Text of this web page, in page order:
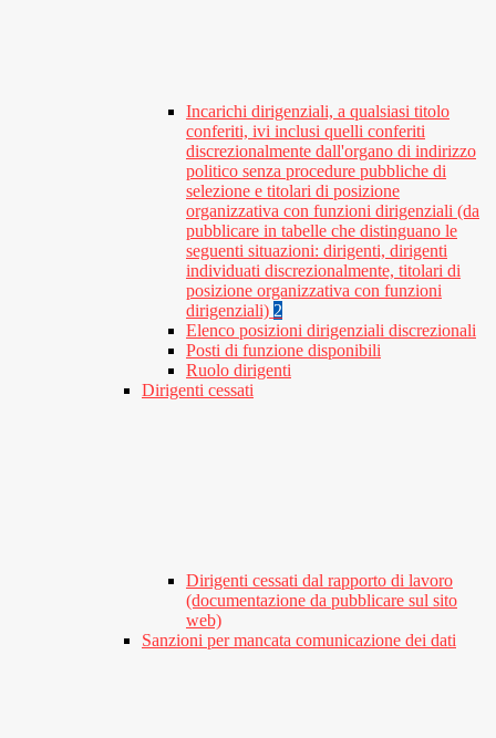
Incarichi dirigenziali, a qualsiasi titolo
conferiti, ivi inclusi quelli conferiti
discrezionalmente dall'organo di indirizzo
politico senza procedure pubbliche di
selezione e titolari di posizione
organizzativa con funzioni dirigenziali (da
pubblicare in tabelle che distinguano le
seguenti situazioni: dirigenti, dirigenti
individuati discrezionalmente, titolari di
posizione organizzativa con funzioni
dirigenziali) 2
Elenco posizioni dirigenziali discrezionali
Posti di funzione disponibili
Ruolo dirigenti
Dirigenti cessati
Dirigenti cessati dal rapporto di lavoro
(documentazione da pubblicare sul sito
web)
Sanzioni per mancata comunicazione dei dati